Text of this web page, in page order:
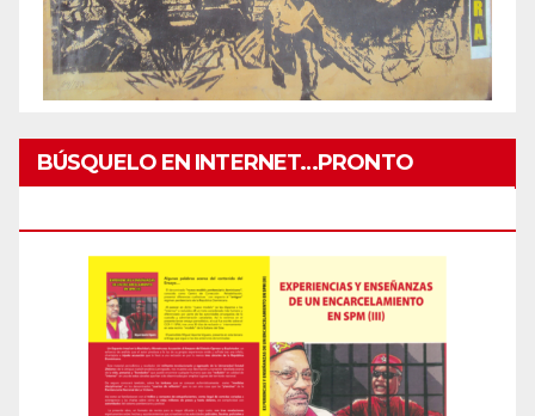
BÚSQUELO EN INTERNET…PRONTO